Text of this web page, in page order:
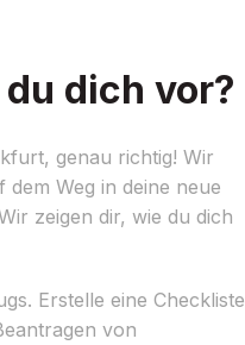
dich vor?
genau richtig! Wir
Weg in deine neue
zeigen dir, wie du dich
Erstelle eine Checkliste
von